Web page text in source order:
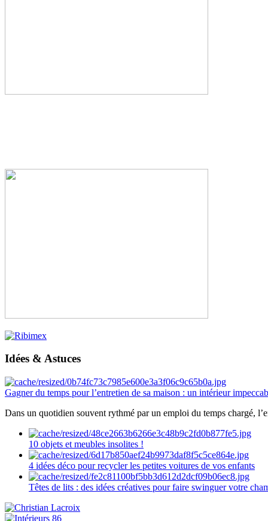
Idées & Astuces
Gagner du temps pour l’entretien de sa maison : un intérieur
Dans un quotidien souvent rythmé par un emploi du temps chargé,
10 objets et meubles insolites !
4 idées déco pour recycler les petites voitures de vos enfants
Têtes de lits : des idées créatives pour faire swinguer votre